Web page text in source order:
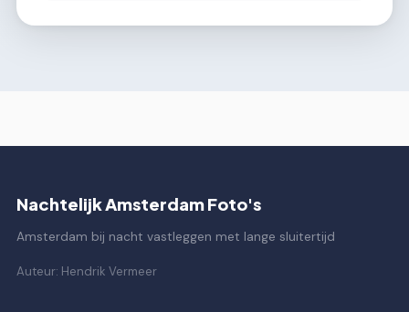
Nachtelijk Amsterdam Foto's
Amsterdam bij nacht vastleggen met lange sluitertijd
Auteur: Hendrik Vermeer